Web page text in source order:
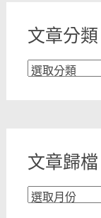
文章分類
文
文章歸檔
文